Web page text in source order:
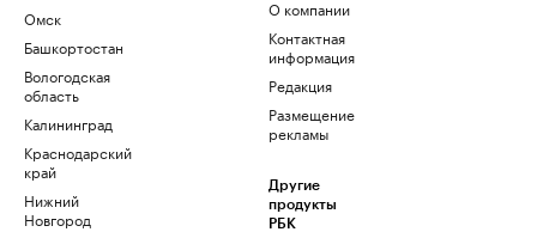
Омск
Башкортостан
Вологодская
область
Калининград
Краснодарский
край
Нижний
Новгород
О компании
Контактная
информация
Редакция
Размещение
рекламы
Другие
продукты
РБК